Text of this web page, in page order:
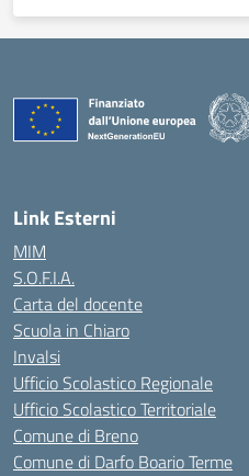
Link Esterni
MIM
S.O.F.I.A.
Carta del docente
Scuola in Chiaro
Invalsi
Ufficio Scolastico Regionale
Ufficio Scolastico Territoriale
Comune di Breno
Comune di Darfo Boario Terme